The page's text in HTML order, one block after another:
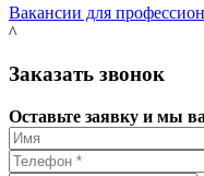
Вакансии для
^
Заказать звонок
Оставьте заявку и мы